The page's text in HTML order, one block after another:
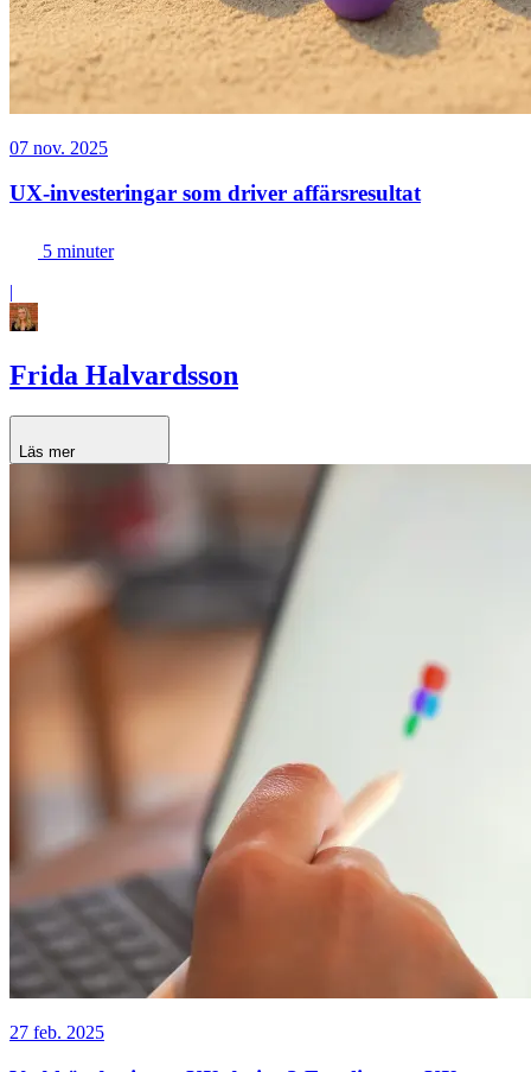
07 nov. 2025
UX-investeringar som driver affärsresultat
5 minuter
|
Frida Halvardsson
Läs mer
27 feb. 2025